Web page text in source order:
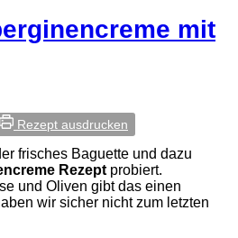
mit
Rezept ausdrucken
frisches Baguette und dazu
Rezept probiert.
und Oliven gibt das einen
wir sicher nicht zum letzten